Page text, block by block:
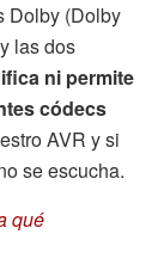
Dolby (Dolby
las dos
ni permite
códecs
AVR y si
se escucha.
qué